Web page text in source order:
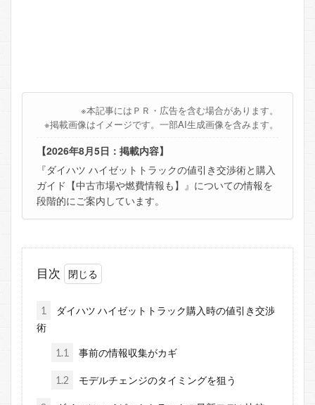
※本記事にはＰＲ・広告を含む場合があります。
※掲載画像はイメージです。一部AI生成画像を含みます。
【2026年8月5日：掲載内容】
『ダイハツ ハイゼットトラックの値引き交渉術と購入
ガイド【中古市場や燃費情報も】』についての情報を
段階的にご案内しています。
目次
1
ダイハツ ハイゼットトラック購入時の値引き交渉
術
1.1 事前の情報収集がカギ
1.2 モデルチェンジのタイミングを狙う